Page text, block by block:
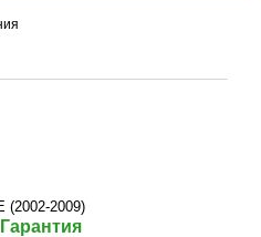
(2002-2009)
Гарантия